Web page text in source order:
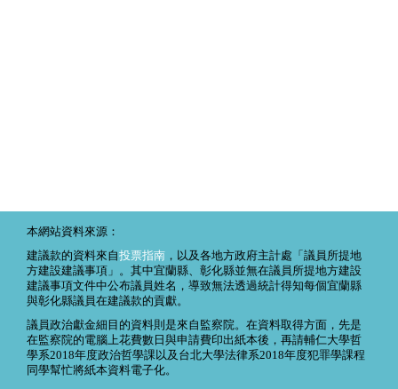
本網站資料來源：
建議款的資料來自投票指南 ，以及各地方政府主計處「議員所提地
方建設建議事項」。其中宜蘭縣、彰化縣並無在議員所提地方建設
建議事項文件中公布議員姓名，導致無法透過統計得知每個宜蘭縣
與彰化縣議員在建議款的貢獻。
議員政治獻金細目的資料則是來自監察院。在資料取得方面，先是
在監察院的電腦上花費數日與申請費印出紙本後，再請輔仁大學哲
學系2018年度政治哲學課以及台北大學法律系2018年度犯罪學課程
同學幫忙將紙本資料電子化。